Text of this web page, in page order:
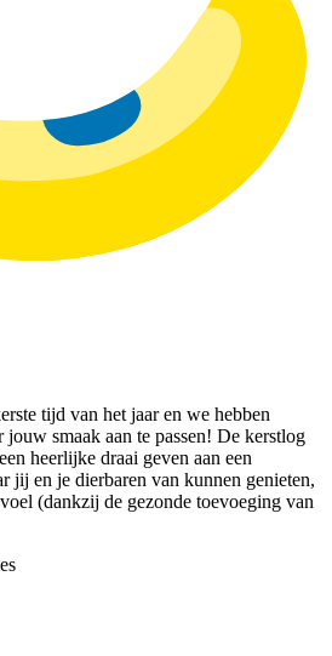
tijd van het jaar en we hebben
jouw smaak aan te passen! De kerstlog
heerlijke draai geven aan een
jij en je dierbaren van kunnen genieten,
(dankzij de gezonde toevoeging van